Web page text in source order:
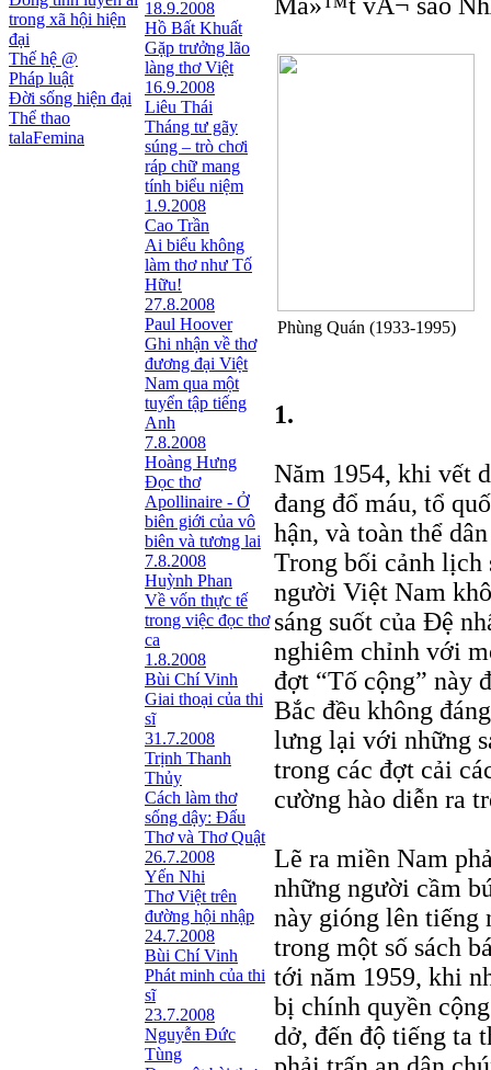
trong xã hội hiện
đại
Thế hệ @
Pháp luật
Đời sống hiện đại
Thể thao
talaFemina
18.9.2008
Hồ Bất Khuất
Gặp trưởng lão
làng thơ Việt
16.9.2008
Liêu Thái
Tháng tư gãy
súng – trò chơi
ráp chữ mang
tính biểu niệm
1.9.2008
Cao Trần
Ai biểu không
làm thơ như Tố
Hữu!
27.8.2008
Paul Hoover
Ghi nhận về thơ
đương đại Việt
Nam qua một
tuyển tập tiếng
Anh
7.8.2008
Hoàng Hưng
Đọc thơ
Apollinaire - Ở
biên giới của vô
biên và tương lai
7.8.2008
Huỳnh Phan
Về vốn thực tế
trong việc đọc thơ
ca
1.8.2008
Bùi Chí Vinh
Giai thoại của thi
sĩ
31.7.2008
Trịnh Thanh
Thủy
Cách làm thơ
sống dậy: Đấu
Thơ và Thơ Quật
26.7.2008
Yến Nhi
Thơ Việt trên
đường hội nhập
24.7.2008
Bùi Chí Vinh
Phát minh của thi
sĩ
23.7.2008
Nguyễn Đức
Tùng
Phùng Quán (1933-1995)
1.
Năm 1954, khi vết
đang đổ máu, tổ
hận, và toàn thể
Trong bối cảnh lịch
người Việt Nam
sáng suốt của Đệ
nghiêm chỉnh với
đợt “Tố cộng” này
Bắc đều không
lưng lại với những
trong các đợt cải
cường hào diễn ra
Lẽ ra miền Nam
những người cầm
này gióng lên tiếng
trong một số sách
tới năm 1959, khi
bị chính quyền
dở, đến độ tiếng ta